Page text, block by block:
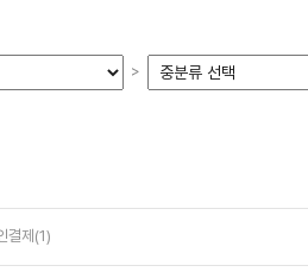
>
결제(1)